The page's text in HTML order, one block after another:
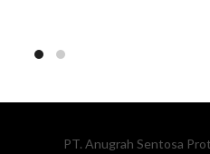
PT. Anugrah Sentosa